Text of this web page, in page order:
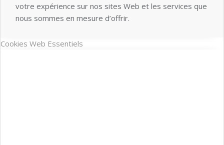
votre expérience sur nos sites Web et les services que
nous sommes en mesure d’offrir.
Cookies Web Essentiels